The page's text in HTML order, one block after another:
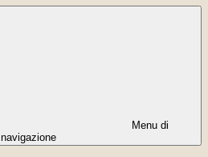
Menu di
navigazione